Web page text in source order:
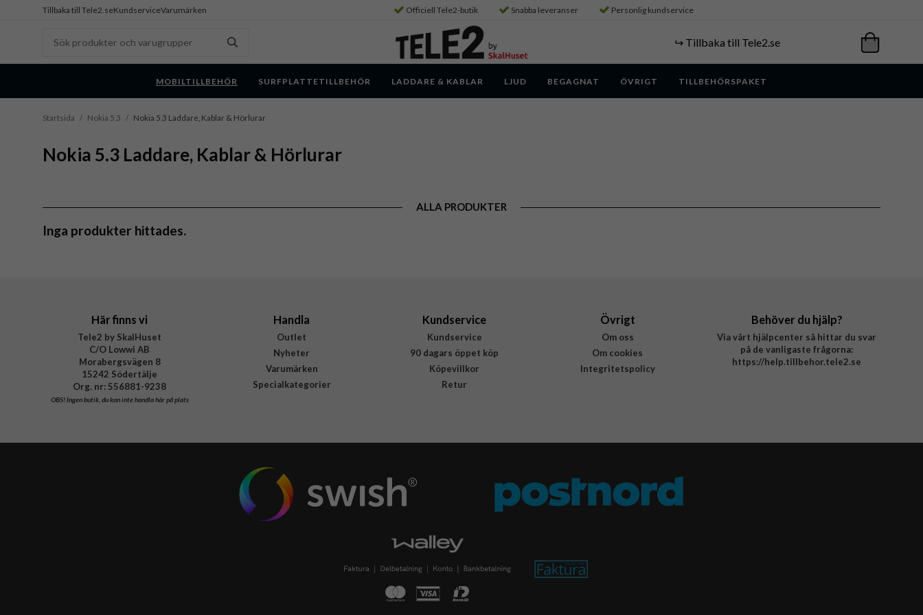
Tillbaka till Tele2.seKundserviceVarumärken Officiell Tele2-butik Snabba leveranser Personlig kundservice
↪️ Tillbaka till Tele2.se
MOBILTILLBEHÖR SURFPLATTETILLBEHÖR LADDARE & KABLAR LJUD BEGAGNAT ÖVRIGT TILLBEHÖRSPAKET
Startsida / Nokia 5.3 / Nokia 5.3 Laddare, Kablar & Hörlurar
Nokia 5.3 Laddare, Kablar & Hörlurar
ALLA PRODUKTER
Inga produkter hittades.
Här finns vi
Tele2 by SkalHuset
C/O Lowwi AB
Morabergsvägen 8
15242 Södertälje
Org. nr: 556881-9238
OBS!Ingen butik, du kan inte handla här på plats
Handla
Outlet
Nyheter
Varumärken
Specialkategorier
Kundservice
Kundservice
90 dagars öppet köp
Köpevillkor
Retur
Övrigt
Om oss
Om cookies
Integritetspolicy
Behöver du hjälp?
Via vårt hjälpcenter så hittar du svar
på de vanligaste frågorna:
https://help.tillbehor.tele2.se